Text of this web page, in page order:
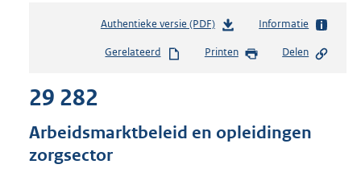
Authentieke versie (PDF)b
s
s
Informatie
Gerelateerd Printen Delen
29 282
Arbeidsmarktbeleid en opleidingen
zorgsector